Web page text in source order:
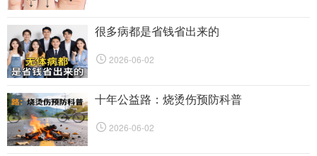
很多病都是省钱省出来的
2026-06-02
十年公益路：烧烫伤预防科普
2026-06-02